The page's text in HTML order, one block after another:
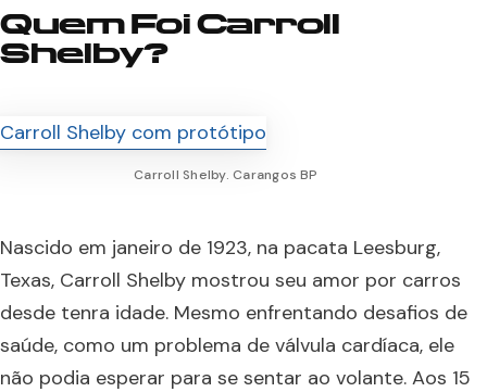
Quem Foi Carroll
Shelby?
Carroll Shelby. Carangos BP
Nascido em janeiro de 1923, na pacata Leesburg,
Texas, Carroll Shelby mostrou seu amor por carros
desde tenra idade. Mesmo enfrentando desafios de
saúde, como um problema de válvula cardíaca, ele
não podia esperar para se sentar ao volante. Aos 15